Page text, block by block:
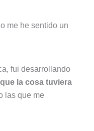
me he sentido un
fui desarrollando
la cosa tuviera
las que me